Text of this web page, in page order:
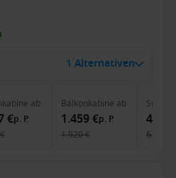
1 Alternativen
ab
€p. P.
Balkonkabine ab
1.459 €p. P.
1.920 €
Suite
6.387 €